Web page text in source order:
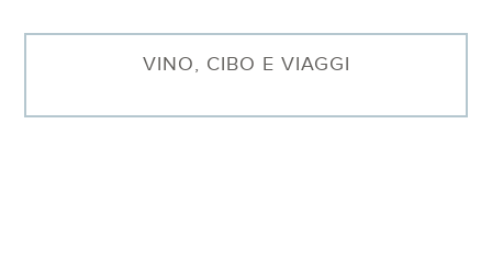
VINO, CIBO E VIAGGI